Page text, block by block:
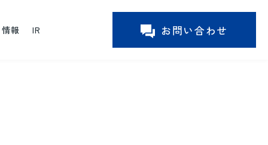
報 IR お問い合わせ